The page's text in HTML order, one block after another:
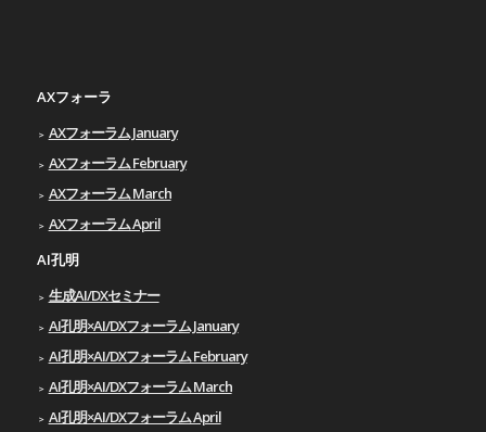
AXフォーラ
AXフォーラム January
AXフォーラム February
AXフォーラム March
AXフォーラム April
AI孔明
生成AI/DXセミナー
AI孔明×AI/DXフォーラム January
AI孔明×AI/DXフォーラム February
AI孔明×AI/DXフォーラム March
AI孔明×AI/DXフォーラム April